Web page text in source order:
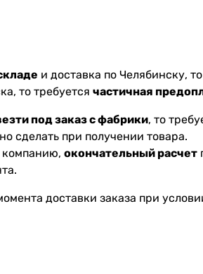
и доставка по Челябинску,
то требуется частичная
под заказ с фабрики, то
сделать при получении товара.
компанию, окончательный расчет
доставки заказа при